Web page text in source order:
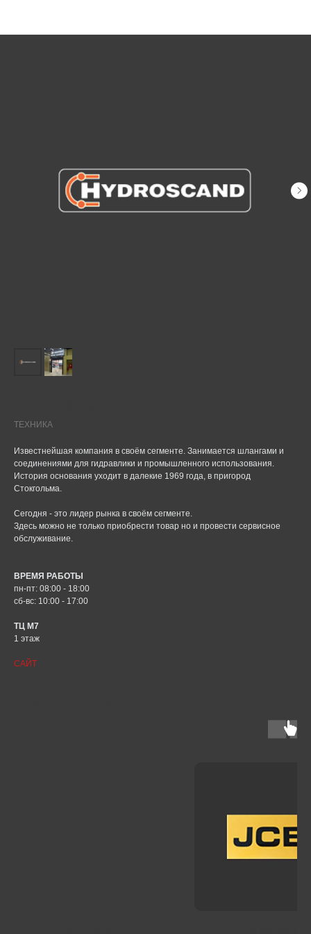
ТЕХНИКА
Известнейшая компания в своём сегменте. Занимается шлангами и
соединениями для гидравлики и промышленного использования.
История основания уходит в далекие 1969 года, в пригород
Стокгольма.
Сегодня - это лидер рынка в своём сегменте.
Здесь можно не только приобрести товар но и провести сервисное
обслуживание.
ВРЕМЯ РАБОТЫ
пн-пт: 08:00 - 18:00
сб-вс: 10:00 - 17:00
ТЦ М7
1 этаж
САЙТ